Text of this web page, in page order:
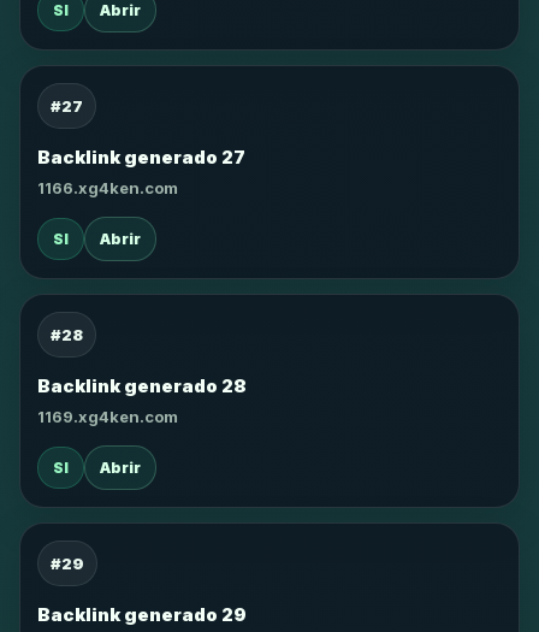
SI Abrir
#27
Backlink generado 27
1166.xg4ken.com
SI Abrir
#28
Backlink generado 28
1169.xg4ken.com
SI Abrir
#29
Backlink generado 29